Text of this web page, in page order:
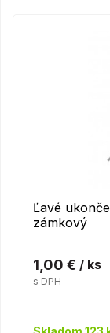
Ľavé
zámkový
1,00 € / ks
s DPH